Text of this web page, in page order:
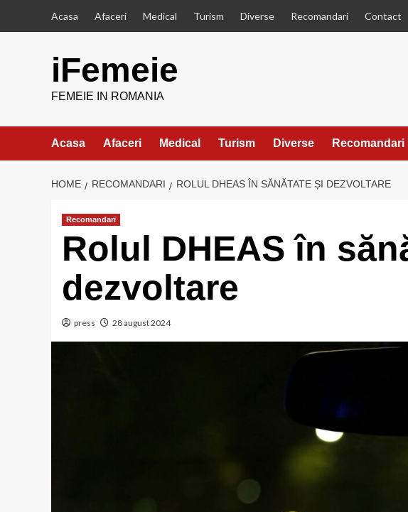
Acasa Afaceri Medical Turism Diverse Recomandari Contact
iFemeie
FEMEIE IN ROMANIA
Acasa Afaceri Medical Turism Diverse Recomandari
HOME RECOMANDARI ROLUL DHEAS ÎN SĂNĂTATE ȘI DEZVOLTARE
Recomandari
Rolul DHEAS în
dezvoltare
press 28 august 2024